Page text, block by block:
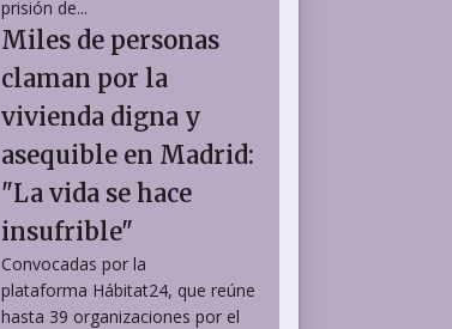
prisión de...
Miles de personas
claman por la
vivienda digna y
asequible en Madrid:
"La vida se hace
insufrible"
Convocadas por la
plataforma Hábitat24, que reúne
hasta 39 organizaciones por el